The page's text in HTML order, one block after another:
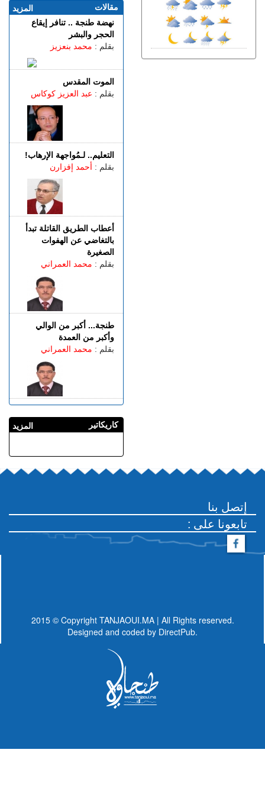
المزيد
مقالات
نهضة طنجة .. تنافر إيقاع
الحجر والبشر
بقلم : محمد بنعزيز
الموت المقدس
بقلم : عبد العزيز كوكاس
التعليم.. لـمُواجهة الإرهاب!
بقلم : أحمد إفزارن
أعطاب الطريق القاتلة تبدأ
بالتغاضي عن الهفوات
الصغيرة
بقلم : محمد العمراني
طنجة... أكبر من الوالي
وأكبر من العمدة
بقلم : محمد العمراني
المزيد كاريكاتير
المهاجرين عبر المتوسط
الجمعة 07 غشت | 21:06
طنجة.. مصرع شابة عشرينية
إتصل بنا
: تابعونا على
2015 © Copyright TANJAOUI.MA | All Rights reserved.
Designed and coded by DirectPub.